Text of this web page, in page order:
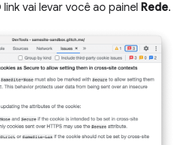
link vai levar você ao painel Rede.